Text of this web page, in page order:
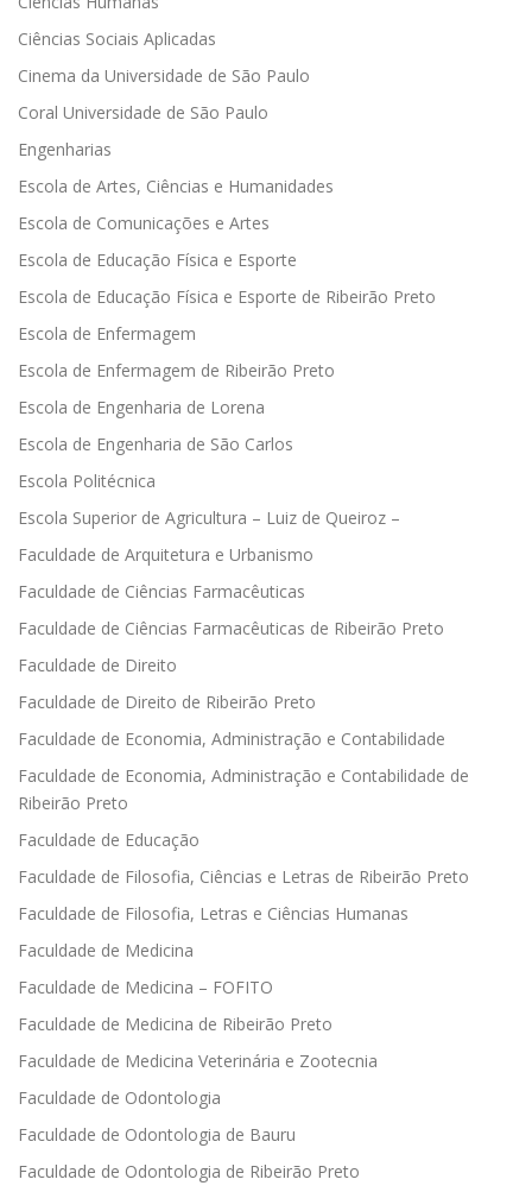
Ciências Sociais Aplicadas
Cinema da Universidade de São Paulo
Coral Universidade de São Paulo
Engenharias
Escola de Artes, Ciências e Humanidades
Escola de Comunicações e Artes
Escola de Educação Física e Esporte
Escola de Educação Física e Esporte de Ribeirão Preto
Escola de Enfermagem
Escola de Enfermagem de Ribeirão Preto
Escola de Engenharia de Lorena
Escola de Engenharia de São Carlos
Escola Politécnica
Escola Superior de Agricultura – Luiz de Queiroz –
Faculdade de Arquitetura e Urbanismo
Faculdade de Ciências Farmacêuticas
Faculdade de Ciências Farmacêuticas de Ribeirão Preto
Faculdade de Direito
Faculdade de Direito de Ribeirão Preto
Faculdade de Economia, Administração e Contabilidade
Faculdade de Economia, Administração e Contabilidade de
Ribeirão Preto
Faculdade de Educação
Faculdade de Filosofia, Ciências e Letras de Ribeirão Preto
Faculdade de Filosofia, Letras e Ciências Humanas
Faculdade de Medicina
Faculdade de Medicina – FOFITO
Faculdade de Medicina de Ribeirão Preto
Faculdade de Medicina Veterinária e Zootecnia
Faculdade de Odontologia
Faculdade de Odontologia de Bauru
Faculdade de Odontologia de Ribeirão Preto